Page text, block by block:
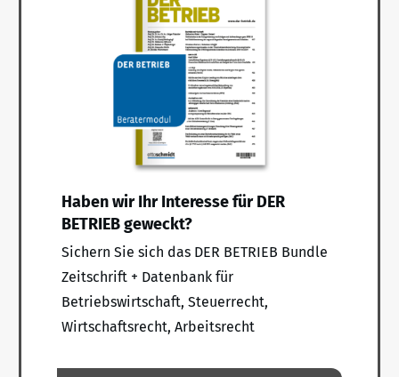
Haben wir Ihr Interesse für DER
BETRIEB geweckt?
Sichern Sie sich das DER BETRIEB Bundle
Zeitschrift + Datenbank für
Betriebswirtschaft, Steuerrecht,
Wirtschaftsrecht, Arbeitsrecht